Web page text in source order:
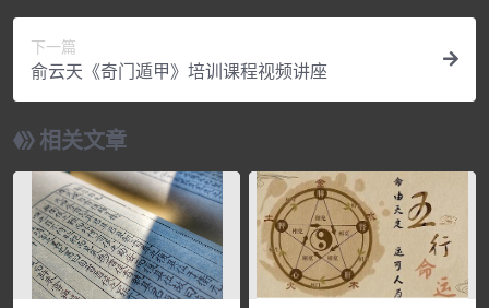
下一篇
俞云天《奇门遁甲》培训课程视频讲座
相关文章